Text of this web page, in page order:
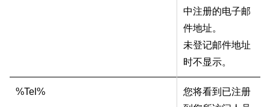
中注册的电子邮
件地址。
未登记邮件地址
时不显示。
%Tel%
您将看到已注册